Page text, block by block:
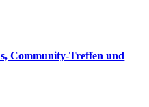
Community-Treffen und